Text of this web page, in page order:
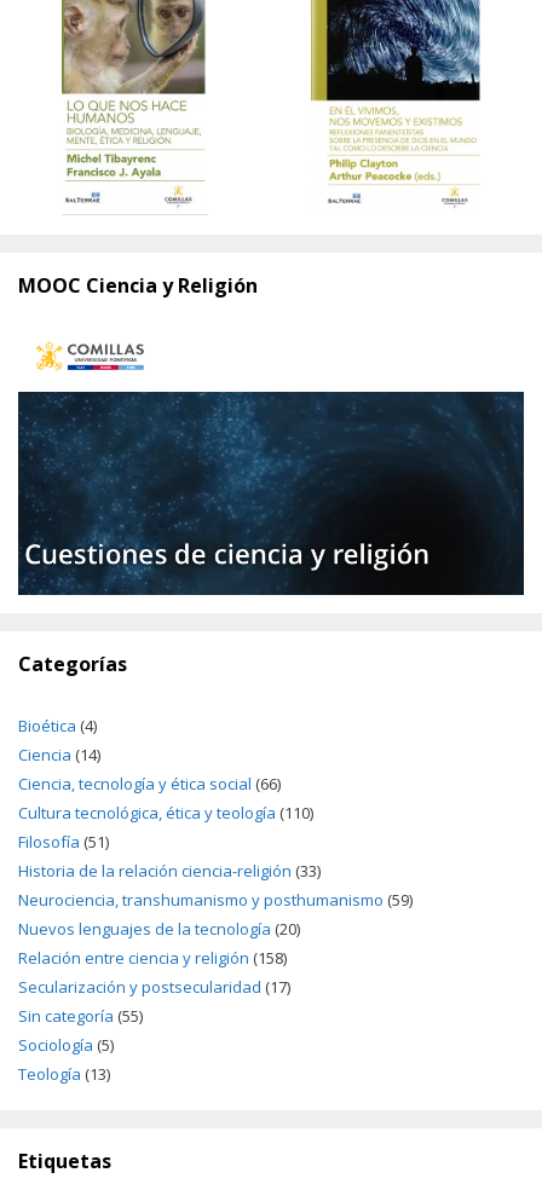
MOOC Ciencia y Religión
Categorías
Bioética (4)
Ciencia (14)
Ciencia, tecnología y ética social (66)
Cultura tecnológica, ética y teología (110)
Filosofía (51)
Historia de la relación ciencia-religión (33)
Neurociencia, transhumanismo y posthumanismo (59)
Nuevos lenguajes de la tecnología (20)
Relación entre ciencia y religión (158)
Secularización y postsecularidad (17)
Sin categoría (55)
Sociología (5)
Teología (13)
Etiquetas